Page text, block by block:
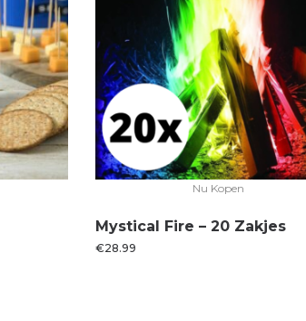
Nu Kopen
Mystical Fire – 20 Zakjes
€28.99